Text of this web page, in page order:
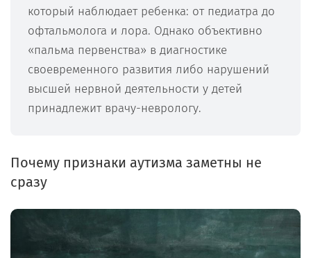
который наблюдает ребенка: от педиатра до
офтальмолога и лора. Однако объективно
«пальма первенства» в диагностике
своевременного развития либо нарушений
высшей нервной деятельности у детей
принадлежит врачу-неврологу.
Почему признаки аутизма заметны не
сразу